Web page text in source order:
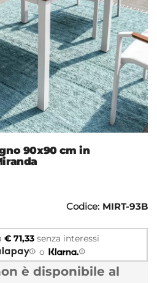
90x90 cm in
Codice: MIRT-93B
€ 71,33senza interessi
o
è disponibile al